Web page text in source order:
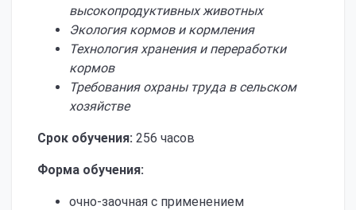
высокопродуктивных животных
Экология кормов и кормления
Технология хранения и переработки
кормов
Требования охраны труда в сельском
хозяйстве
Срок обучения: 256 часов
Форма обучения:
очно-заочная с применением